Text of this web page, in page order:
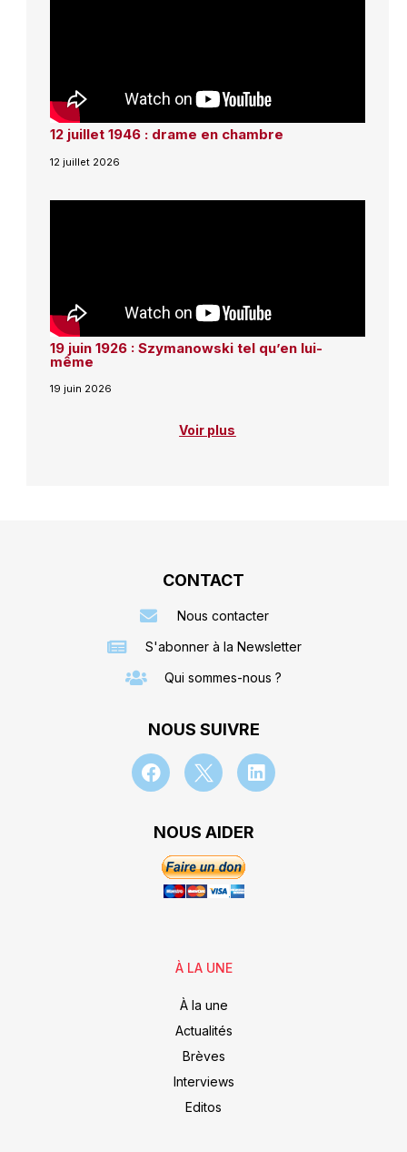
12 juillet 1946 : drame en chambre
12 juillet 2026
19 juin 1926 : Szymanowski tel qu’en lui-
même
19 juin 2026
Voir plus
CONTACT
Nous contacter
S'abonner à la Newsletter
Qui sommes-nous ?
NOUS SUIVRE
NOUS AIDER
À LA UNE
À la une
Actualités
Brèves
Interviews
Editos